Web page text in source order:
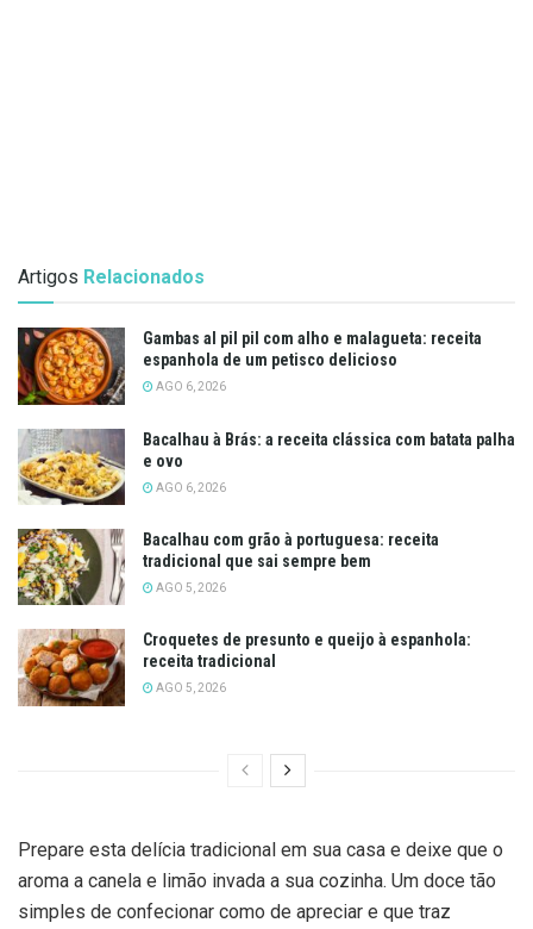
Artigos Relacionados
Gambas al pil pil com alho e malagueta: receita
espanhola de um petisco delicioso
AGO 6, 2026
Bacalhau à Brás: a receita clássica com batata palha
e ovo
AGO 6, 2026
Bacalhau com grão à portuguesa: receita
tradicional que sai sempre bem
AGO 5, 2026
Croquetes de presunto e queijo à espanhola:
receita tradicional
AGO 5, 2026
Prepare esta delícia tradicional em sua casa e deixe que o
aroma a canela e limão invada a sua cozinha. Um doce tão
simples de confecionar como de apreciar e que traz